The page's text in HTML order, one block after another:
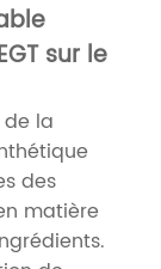
sur le
la
des
matière